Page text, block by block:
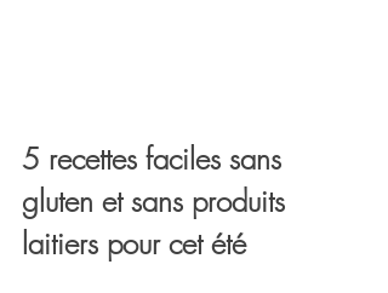
5 recettes faciles sans
gluten et sans produits
laitiers pour cet été